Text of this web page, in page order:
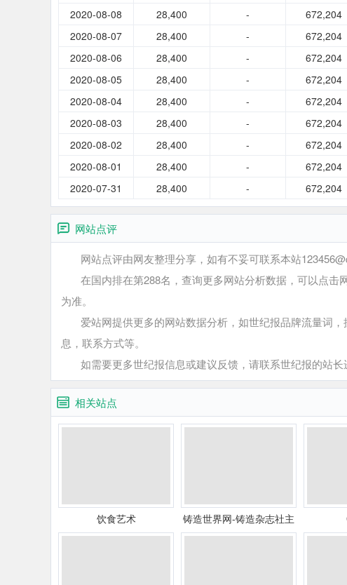
2020-08-08
28,400 - 672,204
2020-08-07
28,400 - 672,204
2020-08-06
28,400 - 672,204
2020-08-05
28,400 - 672,204
2020-08-04
28,400 - 672,204
2020-08-03
28,400 - 672,204
2020-08-02
28,400 - 672,204
2020-08-01
28,400 - 672,204
2020-07-31
28,400 - 672,204
网站点评
网站点评由网友整理分享，如有不妥可联系本站
在国内排在第288名，查询更多网站分析数据，可以点击
为准。
爱站网提供更多的网站数据分析，如世纪报品牌流量词，
息，联系方式等。
如需要更多世纪报信息或建议反馈，请联系世纪报的站长
相关站点
饮食艺术
铸造世界网-铸造杂志社主
办